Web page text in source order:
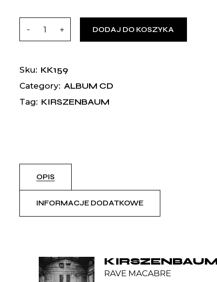
DODAJ DO KOSZYKA
Sku: KK159
Category: ALBUM CD
Tag: KIRSZENBAUM
OPIS
INFORMACJE DODATKOWE
RAVE MACABRE